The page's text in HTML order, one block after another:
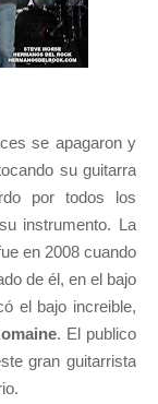
se apagaron y
su guitarra
por todos los
instrumento. La
en 2008 cuando
de él, en el bajo
el bajo increible,
. El publico
gran guitarrista